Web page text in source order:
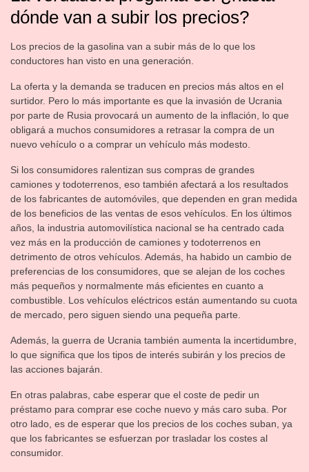
dónde van a subir los precios?
Los precios de la gasolina van a subir más de lo que los
conductores han visto en una generación.
La oferta y la demanda se traducen en precios más altos en el
surtidor. Pero lo más importante es que la invasión de Ucrania
por parte de Rusia provocará un aumento de la inflación, lo que
obligará a muchos consumidores a retrasar la compra de un
nuevo vehículo o a comprar un vehículo más modesto.
Si los consumidores ralentizan sus compras de grandes
camiones y todoterrenos, eso también afectará a los resultados
de los fabricantes de automóviles, que dependen en gran medida
de los beneficios de las ventas de esos vehículos. En los últimos
años, la industria automovilística nacional se ha centrado cada
vez más en la producción de camiones y todoterrenos en
detrimento de otros vehículos. Además, ha habido un cambio de
preferencias de los consumidores, que se alejan de los coches
más pequeños y normalmente más eficientes en cuanto a
combustible. Los vehículos eléctricos están aumentando su cuota
de mercado, pero siguen siendo una pequeña parte.
Además, la guerra de Ucrania también aumenta la incertidumbre,
lo que significa que los tipos de interés subirán y los precios de
las acciones bajarán.
En otras palabras, cabe esperar que el coste de pedir un
préstamo para comprar ese coche nuevo y más caro suba. Por
otro lado, es de esperar que los precios de los coches suban, ya
que los fabricantes se esfuerzan por trasladar los costes al
consumidor.